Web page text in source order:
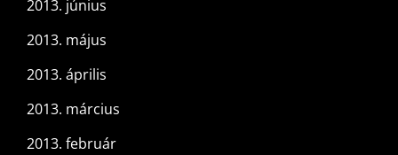
2013. június
2013. május
2013. április
2013. március
2013. február